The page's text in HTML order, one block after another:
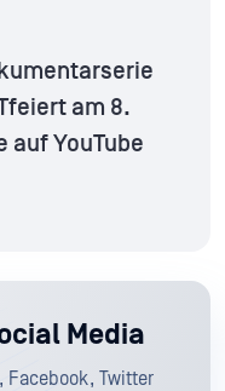
am 8.
auf YouTube
Media
Facebook, Twitter